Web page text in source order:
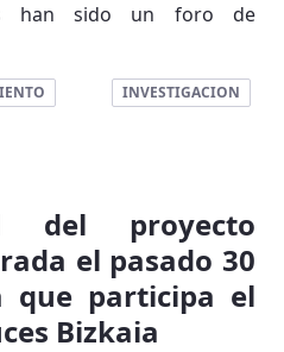
han sido un foro de
INVESTIGACION
del proyecto
el pasado 30
que participa el
Bizkaia